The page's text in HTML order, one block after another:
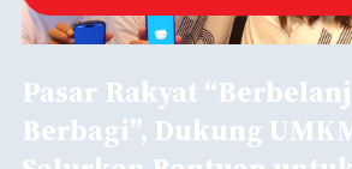
Pasar Rakyat
Berbagi”, Dukung